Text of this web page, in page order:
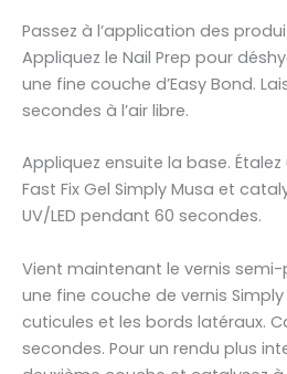
Passez à l’application des
Appliquez le Nail Prep pour
une fine couche d’Easy Bond.
secondes à l’air libre.
Appliquez ensuite la base.
Fast Fix Gel Simply Musa et
UV/LED pendant 60 secondes.
Vient maintenant le vernis
une fine couche de vernis
cuticules et les bords latéraux.
secondes. Pour un rendu plus